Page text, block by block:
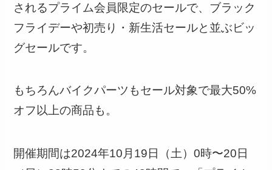
されるプライム会員限定のセールで、ブラック
フライデーや初売り・新生活セールと並ぶビッ
グセールです。
もちろんバイクパーツもセール対象で最大50%
オフ以上の商品も。
開催期間は2024年10月19日（土）0時〜20日